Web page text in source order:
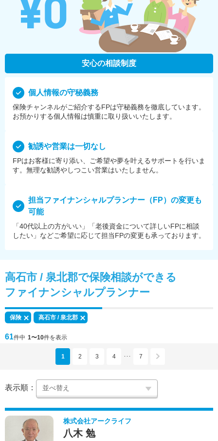
安心の相談制度
個⼈情報の守秘義務
保険チャンネルがご紹介するFPは守秘義務を徹底しています。
お預かりする個⼈情報は慎重に取り扱いいたします。
勧誘や営業は⼀切なし
FPはお客様に寄り添い、ご希望や夢を叶えるサポートを⾏いま
す。無理な勧誘やしつこい営業はいたしません。
担当ファイナンシャルプランナー（FP）の変更も
可能
「40代以上の方がいい」「老後資金について詳しいFPに相談
したい」などご希望に応じて担当FPの変更も承っております。
高石市 / 泉北郡で保険相談ができる
ファイナンシャルプランナー
保険 高石市 / 泉北郡
61件中 1〜10件を表示
1 2 3 4 ･･･ 7
表示順：
株式会社アークライフ
八木 勉